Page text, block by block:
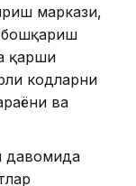
маркази,
бошқариш
қарши
кодларни
ва
давомида